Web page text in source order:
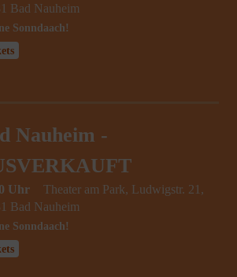
Bad Nauheim
Sonndaach!
Nauheim -
Uhr
Theater am Park, Ludwigstr. 21,
Bad Nauheim
Sonndaach!